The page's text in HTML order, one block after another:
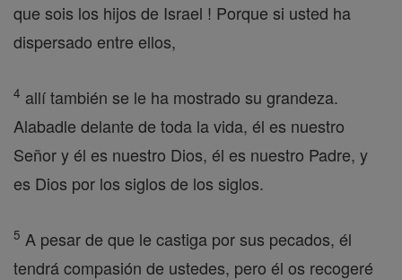
que sois los hijos de Israel ! Porque si usted ha
dispersado entre ellos,
4 allí también se le ha mostrado su grandeza.
Alabadle delante de toda la vida, él es nuestro
Señor y él es nuestro Dios, él es nuestro Padre, y
es Dios por los siglos de los siglos.
5 A pesar de que le castiga por sus pecados, él
tendrá compasión de ustedes, pero él os recogeré